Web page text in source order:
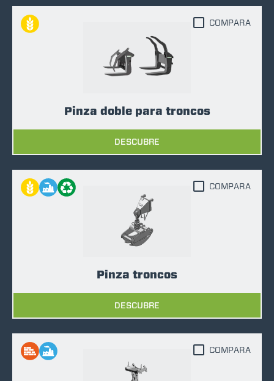
Pinza doble para troncos
DESCUBRE
COMPARA
Pinza troncos
DESCUBRE
COMPARA
COMPARA